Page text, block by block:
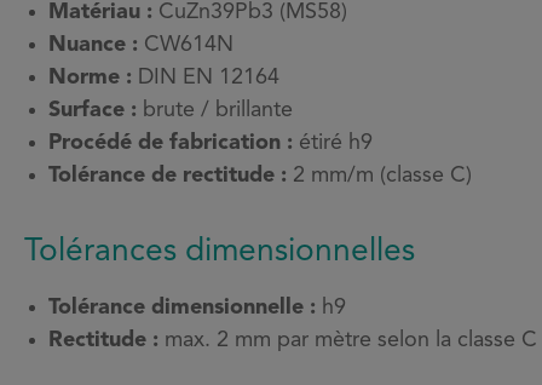
Matériau : CuZn39Pb3 (MS58)
Nuance : CW614N
Norme : DIN EN 12164
Surface : brute / brillante
Procédé de fabrication : étiré h9
Tolérance de rectitude : 2 mm/m (classe C)
Tolérances dimensionnelles
Tolérance dimensionnelle : h9
Rectitude : max. 2 mm par mètre selon la classe C